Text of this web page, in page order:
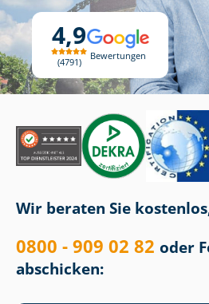
4,9
4791
Bewertungen
Wir beraten Sie
0800 - 909 02 82 oder
abschicken: